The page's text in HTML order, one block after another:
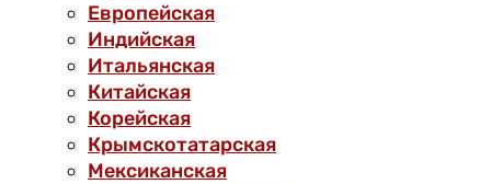
Европейская
Индийская
Итальянская
Китайская
Корейская
Крымскотатарская
Мексиканская